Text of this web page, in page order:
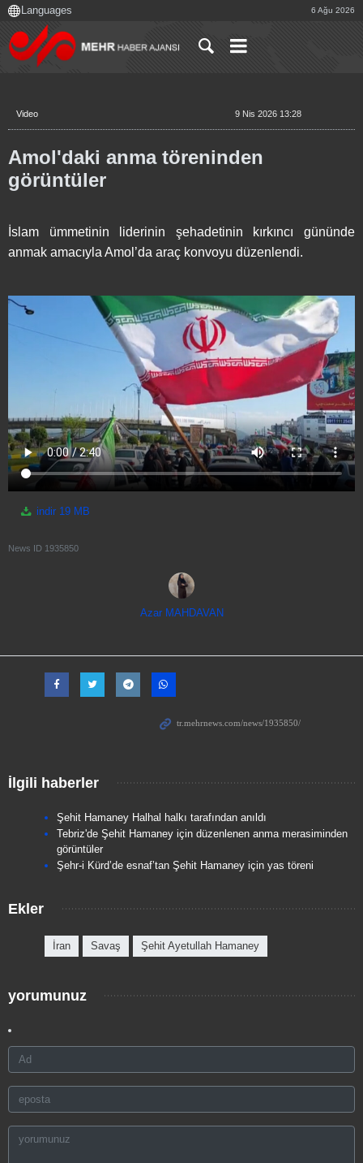
6 Ağu 2026
Video 9 Nis 2026 13:28
Amol'daki anma töreninden
görüntüler
İslam ümmetinin liderinin şehadetinin kırkıncı gününde
anmak amacıyla Amol’da araç konvoyu düzenlendi.
indir 19 MB
News ID 1935850
Azar MAHDAVAN
İlgili haberler
Şehit Hamaney Halhal halkı tarafından anıldı
Tebriz'de Şehit Hamaney için düzenlenen anma merasiminden
görüntüler
Şehr-i Kürd’de esnaf’tan Şehit Hamaney için yas töreni
Ekler
İran Savaş Şehit Ayetullah Hamaney
yorumunuz